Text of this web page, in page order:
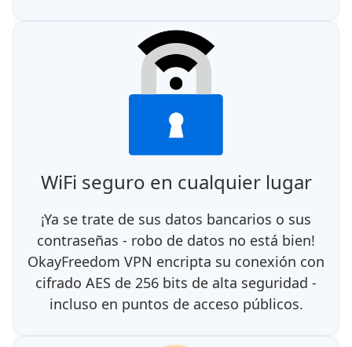
WiFi seguro en cualquier lugar
¡Ya se trate de sus datos bancarios o sus
contraseñas - robo de datos no está bien!
OkayFreedom VPN encripta su conexión con
cifrado AES de 256 bits de alta seguridad -
incluso en puntos de acceso públicos.